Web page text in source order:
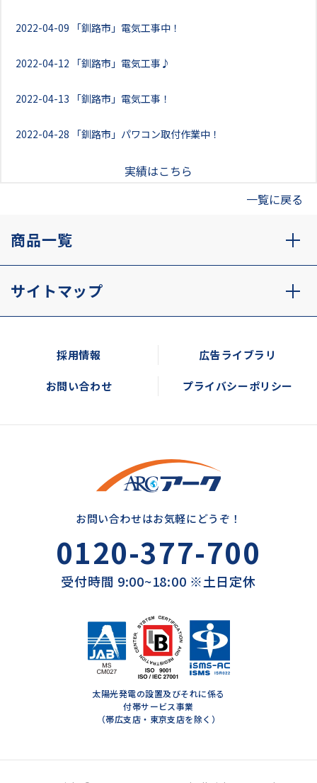
2022-04-09 「釧路市」電気工事中！
2022-04-12 「釧路市」電気工事♪
2022-04-13 「釧路市」電気工事！
2022-04-28 「釧路市」パワコン取付作業中！
実績はこちら
一覧に戻る
商品一覧
サイトマップ
採用情報 広告ライブラリ
お問い合わせ プライバシーポリシー
お問い合わせはお気軽にどうぞ！
0120-377-700
受付時間 9:00~18:00 ※土日定休
太陽光発電の設置及びそれに係る
付帯サービス事業
（帯広支店・東京支店を除く）